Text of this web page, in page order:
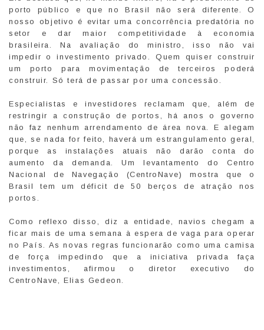
porto público e que no Brasil não será diferente. O
nosso objetivo é evitar uma concorrência predatória no
setor e dar maior competitividade à economia
brasileira. Na avaliação do ministro, isso não vai
impedir o investimento privado. Quem quiser construir
um porto para movimentação de terceiros poderá
construir. Só terá de passar por uma concessão.
Especialistas e investidores reclamam que, além de
restringir a construção de portos, há anos o governo
não faz nenhum arrendamento de área nova. E alegam
que, se nada for feito, haverá um estrangulamento geral,
porque as instalações atuais não darão conta do
aumento da demanda. Um levantamento do Centro
Nacional de Navegação (CentroNave) mostra que o
Brasil tem um déficit de 50 berços de atração nos
portos.
Como reflexo disso, diz a entidade, navios chegam a
ficar mais de uma semana à espera de vaga para operar
no País. As novas regras funcionarão como uma camisa
de força impedindo que a iniciativa privada faça
investimentos, afirmou o diretor executivo do
CentroNave, Elias Gedeon.